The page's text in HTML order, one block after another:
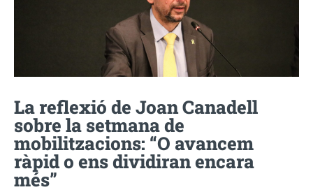
La reflexió de Joan Canadell
sobre la setmana de
mobilitzacions: “O avancem
ràpid o ens dividiran encara
més”